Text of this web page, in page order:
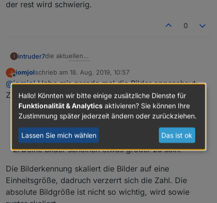
der rest wird schwierig.
0
I intruder7die aktuellen
der rest wird schwierig.
J
Offline
jomjolschrieb am 18. Aug. 2019, 10:57
zuletzt editiert von
@jomjolHabe mir gerade mal die Bilder angeschaut:
Zwei Unterschiede:
Du hast ein unterschiedliches Verhältnis von Breite
zu Höhe im Vergleich zu meinem Bildausschnitt:
bei mir: 55x90 - bei dir 40x60
Deine Bilder scheinen etwas größer zu sein.
Die Bilderkennung skaliert die Bilder auf eine
Einheitsgröße, dadruch verzerrt sich die Zahl. Die
absolute Bildgröße ist nicht so wichtig, wird sowie
Hallo! Könnten wir bitte einige zusätzliche Dienste für
Funktionalität & Analytics aktivieren? Sie können Ihre
Zustimmung später jederzeit ändern oder zurückziehen.
Lassen Sie mich wählen Das ist ok